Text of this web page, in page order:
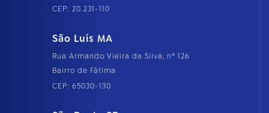
CEP: 20.231-110
São Luís MA
Rua Armando Vieira da Silva, nº 126
Bairro de Fátima
CEP: 65030-130